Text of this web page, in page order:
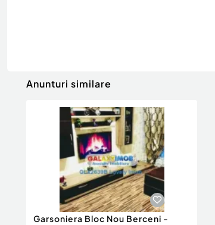
Anunturi similare
Garsoniera Bloc Nou Berceni -